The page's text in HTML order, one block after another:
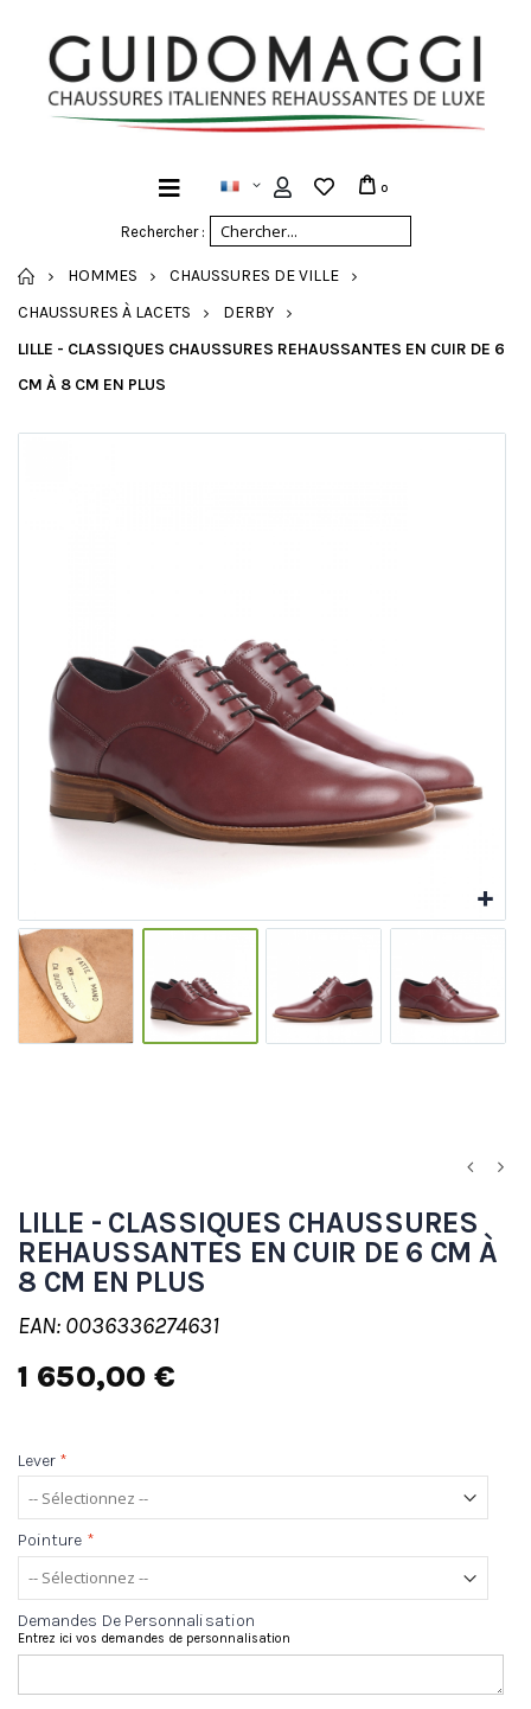
Rechercher :
0
ACCUEIL
HOMMES
CHAUSSURES DE VILLE
CHAUSSURES À LACETS
DERBY
LILLE - CLASSIQUES CHAUSSURES REHAUSSANTES EN CUIR DE 6
CM À 8 CM EN PLUS
LILLE - CLASSIQUES CHAUSSURES
REHAUSSANTES EN CUIR DE 6 CM À
8 CM EN PLUS
EAN: 0036336274631
1 650,00 €
Lever *
Pointure *
Demandes De Personnalisation
Entrez ici vos demandes de personnalisation